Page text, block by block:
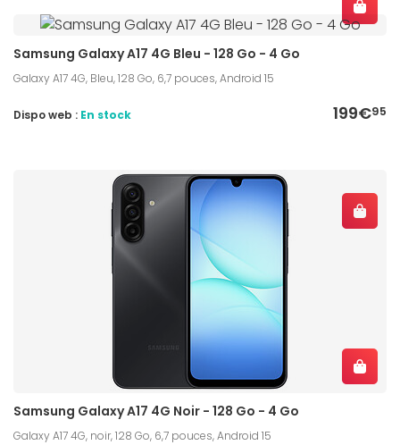
Samsung Galaxy A17 4G Bleu - 128 Go - 4 Go
Galaxy A17 4G, Bleu, 128 Go, 6,7 pouces, Android 15
199€95
Dispo web : En stock
Samsung Galaxy A17 4G Noir - 128 Go - 4 Go
Galaxy A17 4G, noir, 128 Go, 6,7 pouces, Android 15